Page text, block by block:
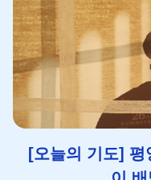
[오늘의 기도] 평